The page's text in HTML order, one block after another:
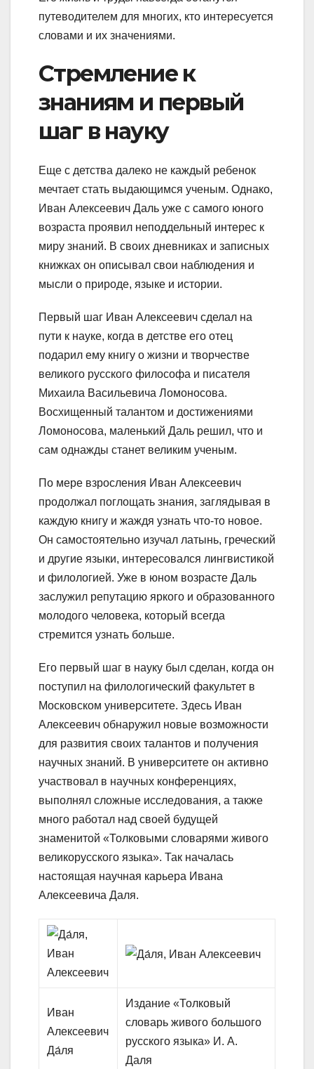
путеводителем для многих, кто интересуется
словами и их значениями.
Стремление к
знаниям и первый
шаг в науку
Еще с детства далеко не каждый ребенок
мечтает стать выдающимся ученым. Однако,
Иван Алексеевич Даль уже с самого юного
возраста проявил неподдельный интерес к
миру знаний. В своих дневниках и записных
книжках он описывал свои наблюдения и
мысли о природе, языке и истории.
Первый шаг Иван Алексеевич сделал на
пути к науке, когда в детстве его отец
подарил ему книгу о жизни и творчестве
великого русского философа и писателя
Михаила Васильевича Ломоносова.
Восхищенный талантом и достижениями
Ломоносова, маленький Даль решил, что и
сам однажды станет великим ученым.
По мере взросления Иван Алексеевич
продолжал поглощать знания, заглядывая в
каждую книгу и жаждя узнать что-то новое.
Он самостоятельно изучал латынь, греческий
и другие языки, интересовался лингвистикой
и филологией. Уже в юном возрасте Даль
заслужил репутацию яркого и образованного
молодого человека, который всегда
стремится узнать больше.
Его первый шаг в науку был сделан, когда он
поступил на филологический факультет в
Московском университете. Здесь Иван
Алексеевич обнаружил новые возможности
для развития своих талантов и получения
научных знаний. В университете он активно
участвовал в научных конференциях,
выполнял сложные исследования, а также
много работал над своей будущей
знаменитой «Толковыми словарями живого
великорусского языка». Так началась
настоящая научная карьера Ивана
Алексеевича Даля.
Иван
Алексеевич
Да́ля
Издание «Толковый
словарь живого большого
русского языка» И. А.
Даля